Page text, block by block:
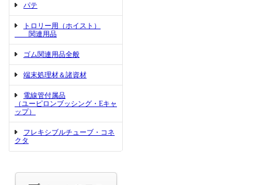
パテ
トロリー用（ホイスト）
関連用品
ゴム関連用品全般
端末処理材＆諸資材
電線管付属品
（ユーピロンブッシング・Eキャ
ップ）
フレキシブルチューブ・コネ
クタ